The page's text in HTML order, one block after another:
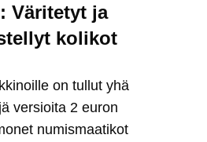
Väritetyt ja
kolikot
on tullut yhä
versioita 2 euron
numismaatikot